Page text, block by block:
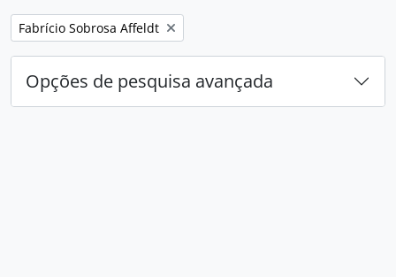
Remover filtro:
Fabrício Sobrosa Affeldt
Opções de pesquisa avançada